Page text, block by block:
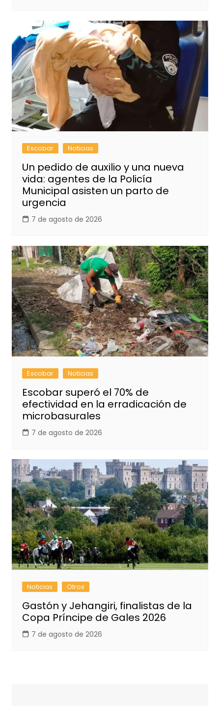
Escobar Noticias
Un pedido de auxilio y una nueva
vida: agentes de la Policía
Municipal asisten un parto de
urgencia
7 de agosto de 2026
Escobar Noticias
Escobar superó el 70% de
efectividad en la erradicación de
microbasurales
7 de agosto de 2026
Noticias Otros
Gastón y Jehangiri, finalistas de la
Copa Príncipe de Gales 2026
7 de agosto de 2026